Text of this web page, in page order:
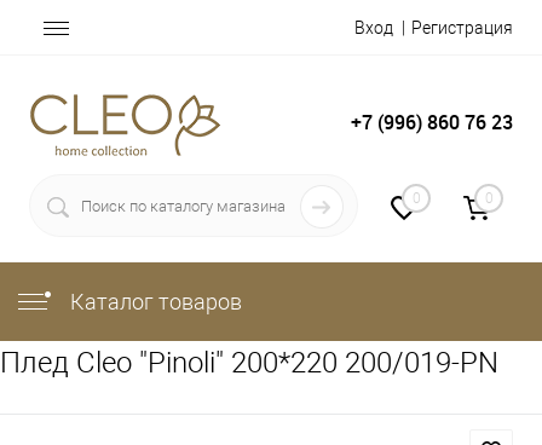
Вход Регистрация
+7 (996) 860 76 23
0 0
Каталог товаров
Плед Cleo "Pinoli" 200*220 200/019-PN